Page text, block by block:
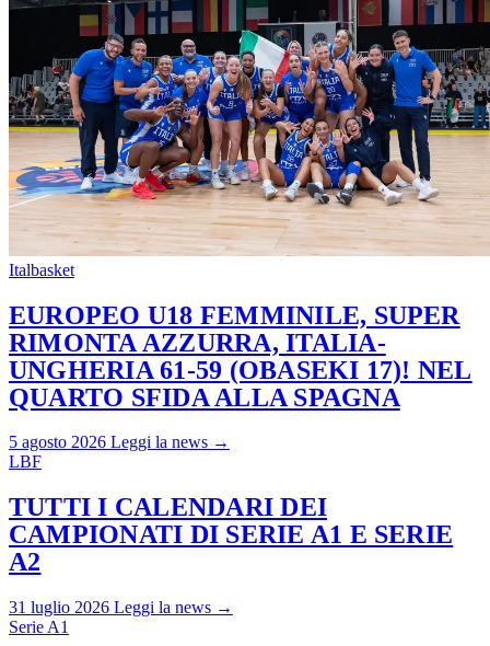
Italbasket
EUROPEO U18 FEMMINILE, SUPER
RIMONTA AZZURRA, ITALIA-
UNGHERIA 61-59 (OBASEKI 17)! NEL
QUARTO SFIDA ALLA SPAGNA
5 agosto 2026 Leggi la news →
LBF
TUTTI I CALENDARI DEI
CAMPIONATI DI SERIE A1 E SERIE
A2
31 luglio 2026 Leggi la news →
Serie A1